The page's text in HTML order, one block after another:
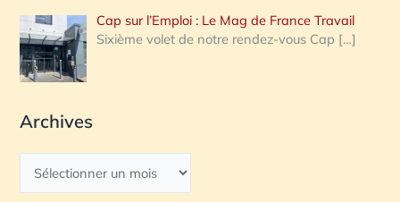
Cap sur l’Emploi : Le Mag de France Travail
Sixième volet de notre rendez-vous Cap […]
Archives